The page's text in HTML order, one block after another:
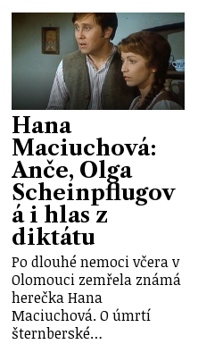
Hana
Maciuchová:
Anče, Olga
Scheinpflugov
á i hlas z
diktátu
Po dlouhé nemoci včera v
Olomouci zemřela známá
herečka Hana
Maciuchová. O úmrtí
šternberské…